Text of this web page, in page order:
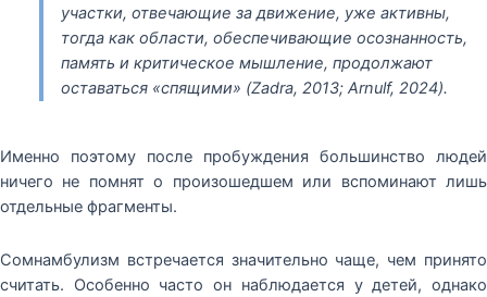
участки, отвечающие за движение, уже активны,
тогда как области, обеспечивающие осознанность,
память и критическое мышление, продолжают
оставаться «спящими» (Zadra, 2013; Arnulf, 2024).
Именно поэтому после пробуждения большинство людей
ничего не помнят о произошедшем или вспоминают лишь
отдельные фрагменты.
Сомнамбулизм встречается значительно чаще, чем принято
считать. Особенно часто он наблюдается у детей, однако